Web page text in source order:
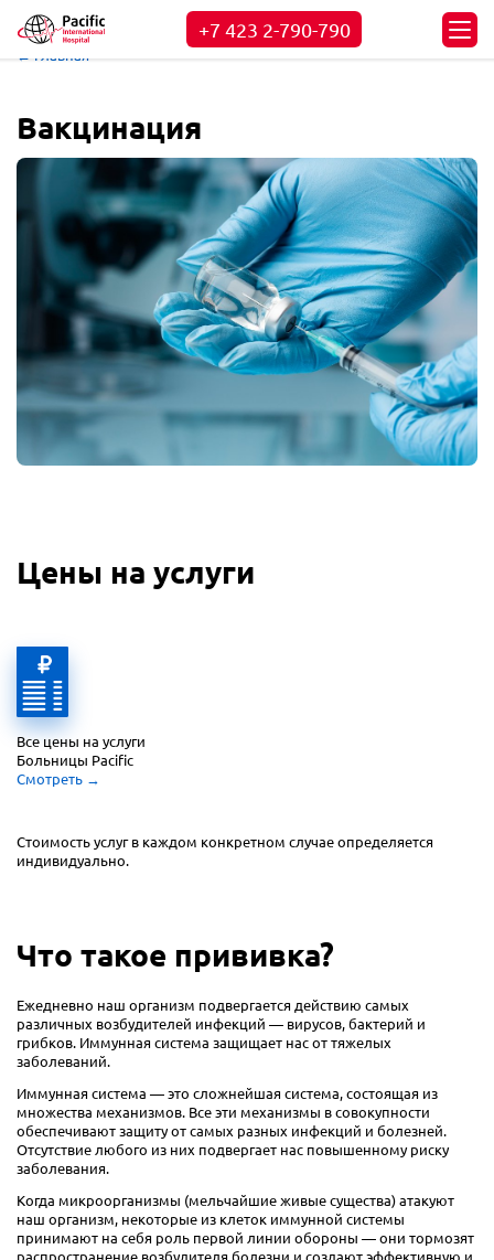
+7 423 2-790-790
← Главная
Вакцинация
Цены на услуги
Стоимость услуг в каждом конкретном случае определяется
индивидуально.
Все цены на услуги
Больницы Pacific
Смотреть →
Что такое прививка?
Ежедневно наш организм подвергается действию самых
различных возбудителей инфекций — вирусов, бактерий и
грибков. Иммунная система защищает нас от тяжелых
заболеваний.
Иммунная система — это сложнейшая система, состоящая из
множества механизмов. Все эти механизмы в совокупности
обеспечивают защиту от самых разных инфекций и болезней.
Отсутствие любого из них подвергает нас повышенному риску
заболевания.
Когда микроорганизмы (мельчайшие живые существа) атакуют
наш организм, некоторые из клеток иммунной системы
принимают на себя роль первой линии обороны — они тормозят
распространение возбудителя болезни и создают эффективную и